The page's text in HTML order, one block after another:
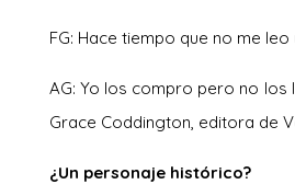
FG: Hace tiempo que no me leo
AG: Yo los compro pero no los
Grace Coddington, editora de
¿Un personaje histórico?